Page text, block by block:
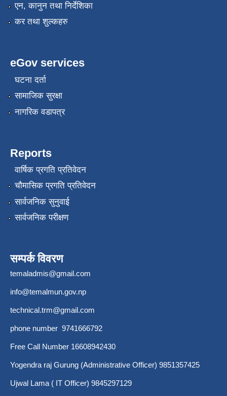
एन, कानुन तथा निर्देशिका
कर तथा शुल्कहरु
eGov services
घटना दर्ता
सामाजिक सुरक्षा
नागरिक वडापत्र
Reports
वार्षिक प्रगति प्रतिवेदन
चौमासिक प्रगति प्रतिवेदन
सार्वजनिक सुनुवाई
सार्वजनिक परीक्षण
सम्पर्क विवरण
temaladmis@gmail.com
info@temalmun.gov.np
technical.trm@gmail.com
phone number 9741666792
Free Call Number 16608942430
Yogendra raj Gurung (Administrative Officer) 9851357425
Ujwal Lama ( IT Officer) 9845297129